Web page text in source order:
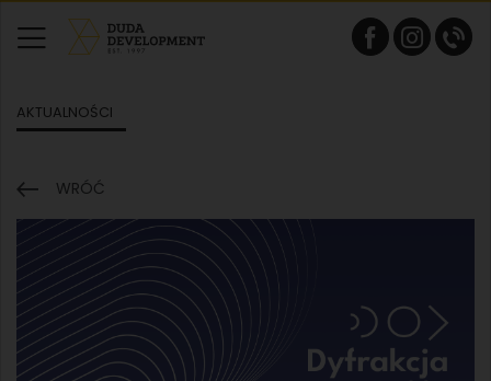
AKTUALNOŚCI
WRÓĆ